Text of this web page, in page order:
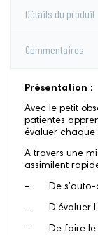
Détails du produit
Commentaires
Présentation :
Avec le petit
patientes
évaluer chaque
A travers une
assimilent
- De s’auto-
- D’évaluer
- De faire le